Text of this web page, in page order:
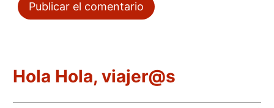
Hola Hola, viajer@s